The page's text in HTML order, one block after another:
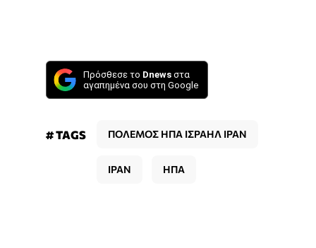
Πρόσθεσε το Dnews στα
αγαπημένα σου στη Google
# TAGS ΠΟΛΕΜΟΣ ΗΠΑ ΙΣΡΑΗΛ ΙΡΑΝ
ΙΡΑΝ ΗΠΑ